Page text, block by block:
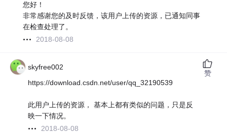
您好！
非常感谢您的及时反馈，该用户上传的资源，已通知同事
在检查处理了。
2018-08-08
skyfree002
https://download.csdn.net/user/qq_32190539
此用户上传的资源， 基本上都有类似的问题，只是反
映一下情况。
2018-08-08
赞